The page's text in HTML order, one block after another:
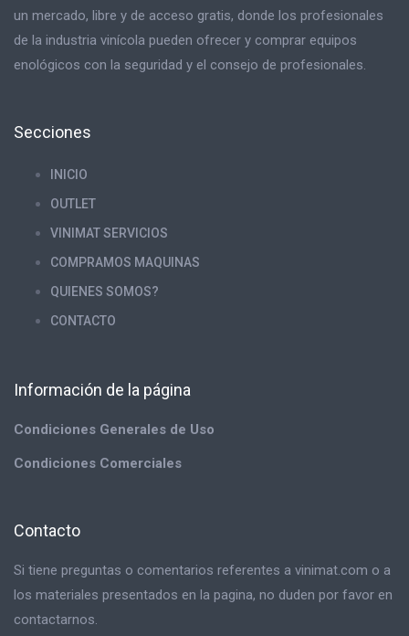
un mercado, libre y de acceso gratis, donde los profesionales
de la industria vinícola pueden ofrecer y comprar equipos
enológicos con la seguridad y el consejo de profesionales.
Secciones
INICIO
OUTLET
VINIMAT SERVICIOS
COMPRAMOS MAQUINAS
QUIENES SOMOS?
CONTACTO
Información de la página
Condiciones Generales de Uso
Condiciones Comerciales
Contacto
Si tiene preguntas o comentarios referentes a vinimat.com o a
los materiales presentados en la pagina, no duden por favor en
contactarnos.